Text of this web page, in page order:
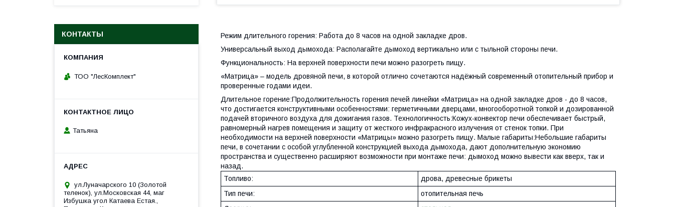
Режим длительного горения: Работа до 8 часов на одной закладке дров.
Универсальный выход дымохода: Располагайте дымоход вертикально или с тыльной стороны печи.
Функциональность: На верхней поверхности печи можно разогреть пищу.
«Матрица» – модель дровяной печи, в которой отлично сочетаются надёжный современный отопительный прибор и
проверенные годами идеи.
Длительное горение:Продолжительность горения печей линейки «Матрица» на одной закладке дров - до 8 часов,
что достигается конструктивными особенностями: герметичными дверцами, многооборотной топкой и дозированной
подачей вторичного воздуха для дожигания газов. Технологичность:Кожух-конвектор печи обеспечивает быстрый,
равномерный нагрев помещения и защиту от жесткого инфракрасного излучения от стенок топки. При
необходимости на верхней поверхности «Матрицы» можно разогреть пищу. Малые габариты:Небольшие габариты
печи, в сочетании с особой углубленной конструкцией выхода дымохода, дают дополнительную экономию
пространства и существенно расширяют возможности при монтаже печи: дымоход можно вывести как вверх, так и
назад.
Топливо:
дрова, древесные брикеты
Тип печи:
отопительная печь
КОНТАКТЫ
ТОО "ЛесКомплект"
Татьяна
ул.Луначарского 10 (Золотой
теленок), ул.Московская 44, маг
Избушка угол Катаева Естая.,